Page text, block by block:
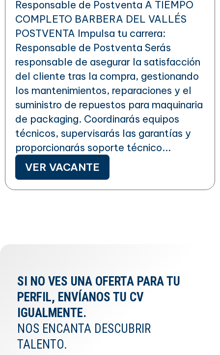
Responsable de Postventa A TIEMPO
COMPLETO BARBERA DEL VALLÉS
POSTVENTA Impulsa tu carrera:
Responsable de Postventa Serás
responsable de asegurar la satisfacción
del cliente tras la compra, gestionando
los mantenimientos, reparaciones y el
suministro de repuestos para maquinaria
de packaging. Coordinarás equipos
técnicos, supervisarás las garantías y
proporcionarás soporte técnico...
VER VACANTE
SI NO VES UNA OFERTA PARA TU
PERFIL, ENVÍANOS TU CV
IGUALMENTE.
NOS ENCANTA DESCUBRIR
TALENTO.